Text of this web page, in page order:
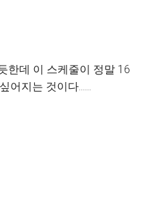
한데 이 스케줄이 정말 16
어지는 것이다......